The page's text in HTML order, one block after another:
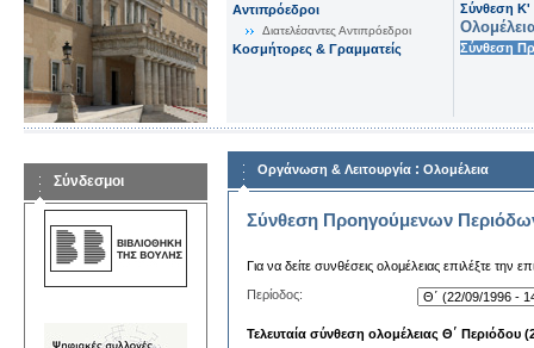
Αντιπρόεδροι
Διατελέσαντες Αντιπρόεδροι
Κοσμήτορες & Γραμματείς
Σύνθεση K'
Σύνθεση
Σύνδεσμοι
Οργάνωση & Λειτουργία : Ολομέλεια
Σύνθεση Προηγούμενων
Για να δείτε συνθέσεις ολομέλειας επιλέξτε την
Περίοδος:
Τελευταία σύνθεση ολομέλειας Θ΄ Περιόδου